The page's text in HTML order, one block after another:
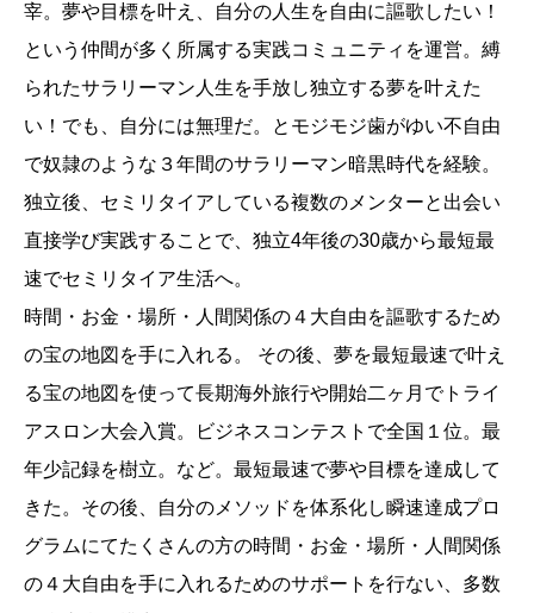
宰。夢や目標を叶え、自分の人生を自由に謳歌したい！
という仲間が多く所属する実践コミュニティを運営。縛
られたサラリーマン人生を手放し独立する夢を叶えた
い！でも、自分には無理だ。とモジモジ歯がゆい不自由
で奴隷のような３年間のサラリーマン暗黒時代を経験。
独立後、セミリタイアしている複数のメンターと出会い
直接学び実践することで、独立4年後の30歳から最短最
速でセミリタイア生活へ。
時間・お金・場所・人間関係の４大自由を謳歌するため
の宝の地図を手に入れる。 その後、夢を最短最速で叶え
る宝の地図を使って長期海外旅行や開始二ヶ月でトライ
アスロン大会入賞。ビジネスコンテストで全国１位。最
年少記録を樹立。など。最短最速で夢や目標を達成して
きた。その後、自分のメソッドを体系化し瞬速達成プロ
グラムにてたくさんの方の時間・お金・場所・人間関係
の４大自由を手に入れるためのサポートを行ない、多数